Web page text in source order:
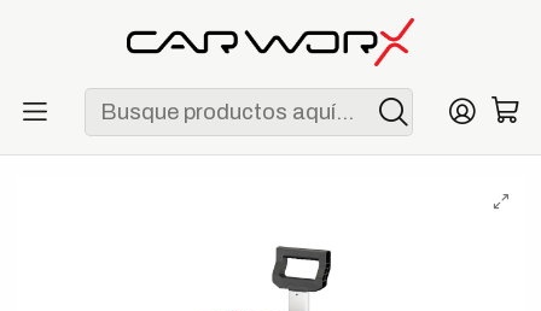
ENVÍO GRATIS POR COMPRAS MAYORES A S/ 250
McLaren
DeWalt x McLaren Torre TSTAK Edición McLaren con
Almacenaje Móvil